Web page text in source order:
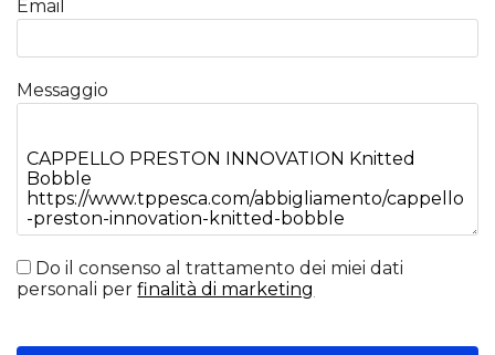
Email
Messaggio
Do il consenso al trattamento dei miei dati
personali perfinalità di marketing